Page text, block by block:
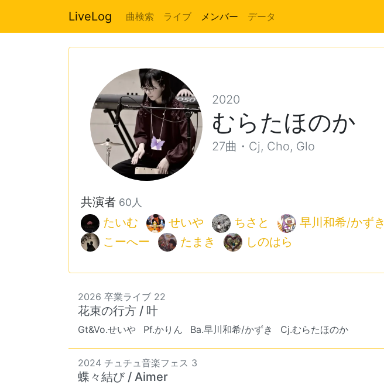
LiveLog 曲検索 ライブ メンバー データ
2020
むらたほのか
27曲・Cj, Cho, Glo
共演者 60人
たいむ せいや ちさと 早川和希/かずき
こーへー
たまき しのはら
2026 卒業ライブ 22
花束の行方 / 叶
Gt&Vo.せいや Pf.かりん Ba.早川和希/かずき Cj.むらたほのか
2024 チュチュ音楽フェス 3
蝶々結び / Aimer